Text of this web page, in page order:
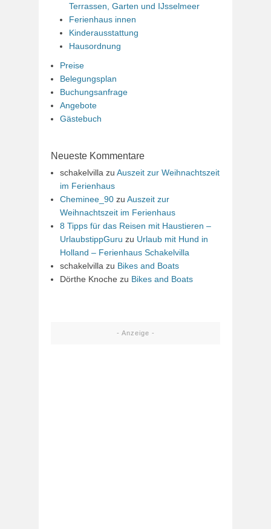
Terrassen, Garten und IJsselmeer
Ferienhaus innen
Kinderausstattung
Hausordnung
Preise
Belegungsplan
Buchungsanfrage
Angebote
Gästebuch
Neueste Kommentare
schakelvilla zu Auszeit zur Weihnachtszeit
im Ferienhaus
Cheminee_90 zu Auszeit zur
Weihnachtszeit im Ferienhaus
8 Tipps für das Reisen mit Haustieren –
UrlaubstippGuru zu Urlaub mit Hund in
Holland – Ferienhaus Schakelvilla
schakelvilla zu Bikes and Boats
Dörthe Knoche zu Bikes and Boats
- Anzeige -